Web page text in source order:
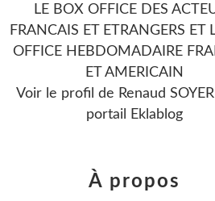
LE BOX OFFICE DES
FRANCAIS ET ETRANGERS ET
OFFICE HEBDOMADAIRE
ET AMERICAIN
Voir le profil de Renaud SOYER
portail Eklablog
À propos